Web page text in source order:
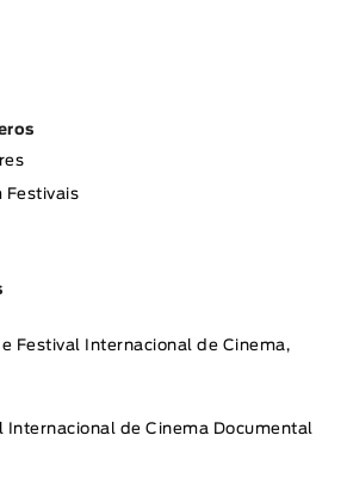
Festivais
Festival Internacional de Cinema,
Internacional de Cinema Documental